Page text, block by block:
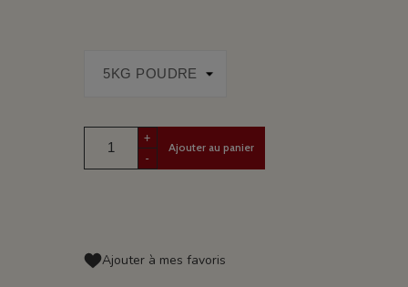
+
-
Ajouter au panier
Ajouter à mes favoris